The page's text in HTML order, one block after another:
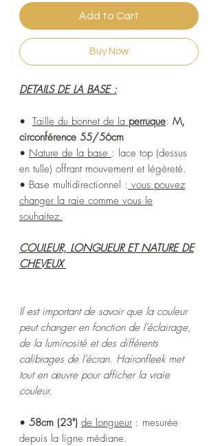
Add to Cart
Buy Now
DETAILS DE LA BASE :
• Taille du bonnet de la perruque: M,
circonférence 55/56cm
• Nature de la base : lace top (dessus
en tulle) offrant mouvement et légèreté.
• Base multidirectionnel : vous pouvez
changer la raie comme vous le
souhaitez.
COULEUR, LONGUEUR ET NATURE DE
CHEVEUX
Il est important de savoir que la couleur
peut changer en fonction de l'éclairage,
de la luminosité et des différents
calibrages de l'écran. Haironfleek met
tout en œuvre pour afficher la vraie
couleur.
• 58cm (23") de longueur : mesurée
depuis la ligne médiane.